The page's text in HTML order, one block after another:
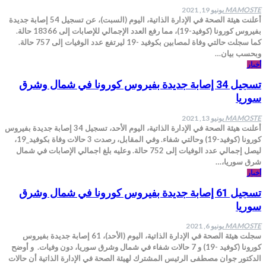
MAMOSTE يونيو 19, 2021
أعلنت هيئة الصحة في الإدارة الذاتية، اليوم (السبت)، عن تسجيل 54 إصابة جديدة
بفيروس كورونا (كوفيد-19)، مما رفع العدد الإجمالي للإصابات إلى 18366 حالة.
كما سجلت حالتي وفاة لمصابين بكوفيد -19 ليرتفع عدد الوفيات إلى 757 حالة.
وبحسب بيان…
أخبار
تسجيل 34 إصابة جديدة بفيروس كورونا في شمال وشرق
سوريا
MAMOSTE يونيو 13, 2021
أعلنت هيئة الصحة في الإدارة الذاتية، اليوم الأحد، تسجيل 34 إصابة جديدة بفيروس
كورونا (كوفيد-19) وحالتي شفاء. وفي المقابل، رصدت 3 حالات وفاة بكوفيد_19،
ليصل إجمالي عدد الوفيات إلى 752 حالة. وعليه بلغ اجمالي الإصابات في شمال
شرق سوريا،…
أخبار
تسجيل 61 إصابة جديدة بفيروس كورونا في شمال وشرق
سوريا
MAMOSTE يونيو 6, 2021
سجلت هيئة الصحة في الإدارة الذاتية، اليوم (الأحد)، 61 إصابة جديدة بفيروس
كورونا (كوفيد -19) و 7 حالات شفاء في شمال وشرق سوريا، دون وفيات. و أوضح
الدكتور جوان مصطفى الرئيس المشترك لهيئة الصحة في الإدارة الذاتية أن حالات